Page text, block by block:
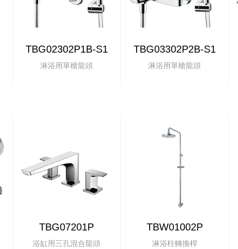
TBG02302P1B-S1
淋浴用單槍龍頭
TBG03302P2B-S1
淋浴用單槍龍頭
TBG07201P
浴缸用三孔混合龍頭
TBW01002P
淋浴柱轉換桿